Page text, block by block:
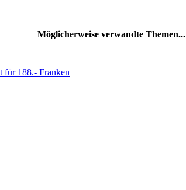
Möglicherweise verwandte Themen...
für 188.- Franken